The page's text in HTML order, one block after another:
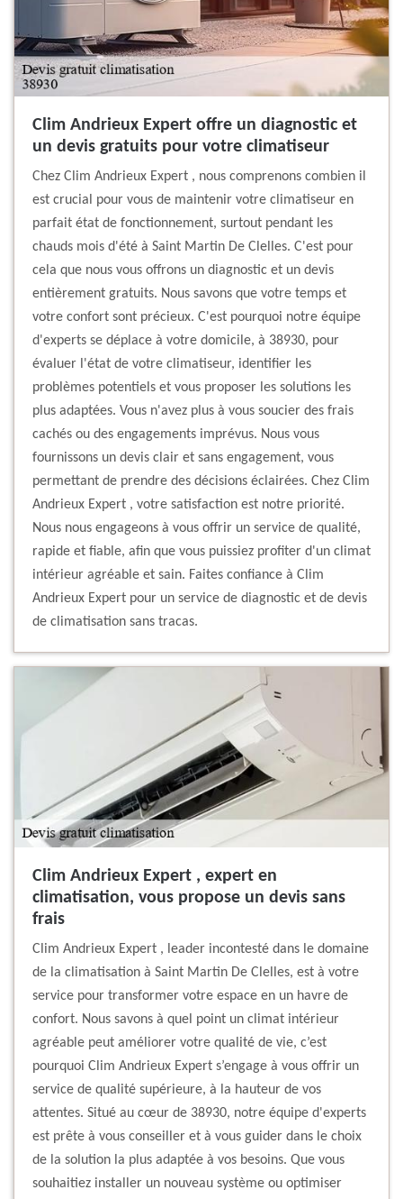
Clim Andrieux Expert offre un diagnostic et
un devis gratuits pour votre climatiseur
Chez Clim Andrieux Expert , nous comprenons combien il
est crucial pour vous de maintenir votre climatiseur en
parfait état de fonctionnement, surtout pendant les
chauds mois d'été à Saint Martin De Clelles. C'est pour
cela que nous vous offrons un diagnostic et un devis
entièrement gratuits. Nous savons que votre temps et
votre confort sont précieux. C'est pourquoi notre équipe
d'experts se déplace à votre domicile, à 38930, pour
évaluer l'état de votre climatiseur, identifier les
problèmes potentiels et vous proposer les solutions les
plus adaptées. Vous n'avez plus à vous soucier des frais
cachés ou des engagements imprévus. Nous vous
fournissons un devis clair et sans engagement, vous
permettant de prendre des décisions éclairées. Chez Clim
Andrieux Expert , votre satisfaction est notre priorité.
Nous nous engageons à vous offrir un service de qualité,
rapide et fiable, afin que vous puissiez profiter d'un climat
intérieur agréable et sain. Faites confiance à Clim
Andrieux Expert pour un service de diagnostic et de devis
de climatisation sans tracas.
Clim Andrieux Expert , expert en
climatisation, vous propose un devis sans
frais
Clim Andrieux Expert , leader incontesté dans le domaine
de la climatisation à Saint Martin De Clelles, est à votre
service pour transformer votre espace en un havre de
confort. Nous savons à quel point un climat intérieur
agréable peut améliorer votre qualité de vie, c’est
pourquoi Clim Andrieux Expert s’engage à vous offrir un
service de qualité supérieure, à la hauteur de vos
attentes. Situé au cœur de 38930, notre équipe d'experts
est prête à vous conseiller et à vous guider dans le choix
de la solution la plus adaptée à vos besoins. Que vous
souhaitiez installer un nouveau système ou optimiser